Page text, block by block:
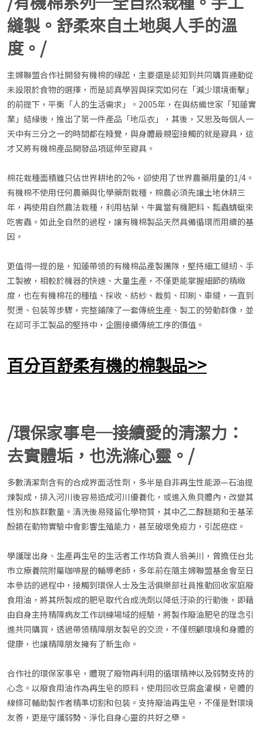
縫製。舒柔來自土地與人手的溫
度。/
主婦聯盟合作社開發有機棉的緣起，主要還是認知到共同購買運動從
未設限於食物的選擇，而是認真學習與探究如何在「減少環境衝擊」
的前提下，平衡「人的生活需求」。2005年，在與紡織世家「知蓮實
業」結緣後，推出了第一件產品「地瓜衣」，其後，又思及每個人一
天中有三分之一的時間都在睡覺，與身體最親密接觸的就是寢具，這
才又將有機棉產品開發品項延伸至寢具。
棉花栽種面積雖只佔世界耕地的2%，卻使用了世界農藥用量的1/4。
有機棉不使用任何農藥與化學藥劑栽種，棉農必須先讓土地休耕三
年，再使用自然農法栽種，利用枯葉、牛糞當有機肥料、瓢蟲蜻蜓來
吃害蟲。如此全自然的過程，讓有機棉製品天然具備循環而用續的基
因。
更值得一提的是，知蓮帶領的有機棉品產製團隊，堅持細工縫紉、手
工製被，相較於機器的快速、大量生產，不僅更能掌握細節的精緻
度，也在有機棉花的種植、採收、紡紗、裁剪、印刷、車縫，一直到
熨燙、包裝等步驟，完整鋪陳了一套傳統生產、製工的勞動群像，並
在認可手工製品的堅持中，企圖接續傳統工序的價值。
百分百舒柔有機的棉製品>>
/環保家事皂─接續愛的清潔力：
去實體垢，也洗滌心靈。/
多數清潔劑含有的合成界面活性劑，多半是自非再生性能源—石油提
煉製成，排入河川後容易造成河川優養化，或進入魚貝體內，改變其
性別和族群數量。清洗後易殘留化學物質，其中乙二醇醚類和壬基苯
酚類在動物實驗中會影響生殖能力，甚至破壞免疫力，引起癌症。
學護理出身、生產再生皂的生活者工作坊負責人翁美川，曾擔任台北
市立療養院附屬咖啡屋的輔導老師，多年前在隨主婦聯盟基金會至日
本參訪的過程中，接觸到環保人士及生活俱樂部社員推動回收家庭廢
食用油，將其所製成的肥皂取代合成洗劑以降低汙染的行動後，即藉
由自身主持精障病友工作訓練場域的經驗，將製作廢油肥皂的理念引
進共同購買，透過帶領精障朋友製皂的交流，不僅照顧環境和身體的
健康，也讓精障朋友擁有了新生命。
合作社的環保家事皂，體現了廢物再利用的循環精神以及弱勢支持的
心念。以廢食用油作為再生皂的原料，使用回收豆腐盒灌模，皂體的
線條可輔助製作者精準切割和包裝。支持廢油再生皂，不僅是對環境
友善，更是守護弱勢、淨化自身心靈的共好之舉。